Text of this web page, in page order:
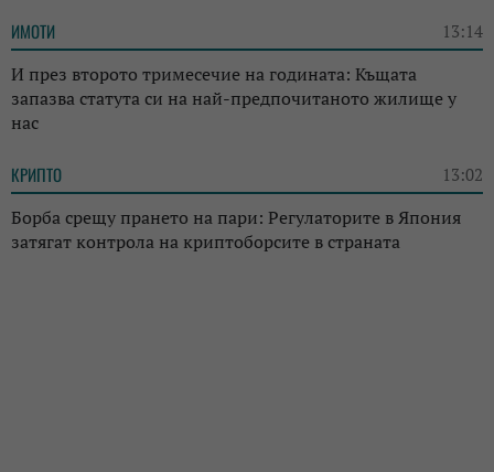
ИМОТИ 13:14
И през второто тримесечие на годината: Къщата
запазва статута си на най-предпочитаното жилище у
нас
КРИПТО 13:02
Борба срещу прането на пари: Регулаторите в Япония
затягат контрола на криптоборсите в страната